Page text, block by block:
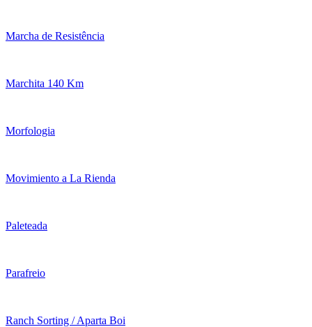
Marcha de Resistência
Marchita 140 Km
Morfologia
Movimiento a La Rienda
Paleteada
Parafreio
Ranch Sorting / Aparta Boi